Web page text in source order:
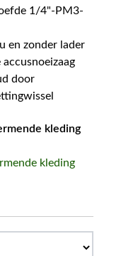
1/4"-PM3-
en zonder lader
door
kleding
kleding